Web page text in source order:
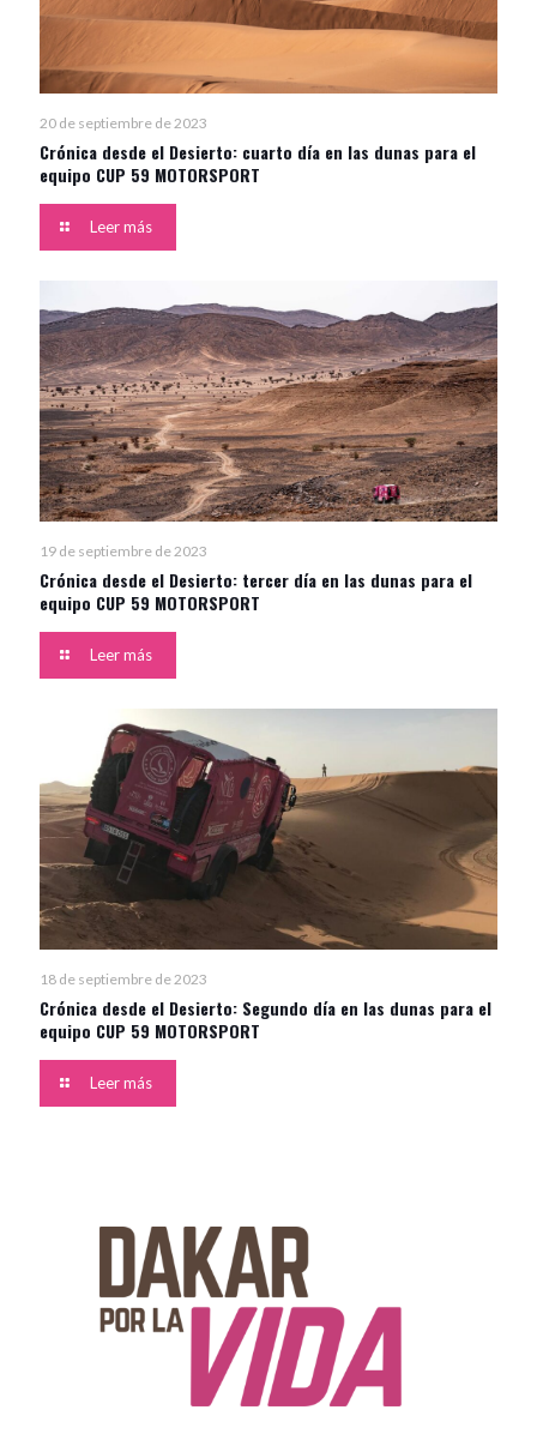
20 de septiembre de 2023
Crónica desde el Desierto: cuarto día en las dunas para el
equipo CUP 59 MOTORSPORT
Leer más
19 de septiembre de 2023
Crónica desde el Desierto: tercer día en las dunas para el
equipo CUP 59 MOTORSPORT
Leer más
18 de septiembre de 2023
Crónica desde el Desierto: Segundo día en las dunas para el
equipo CUP 59 MOTORSPORT
Leer más